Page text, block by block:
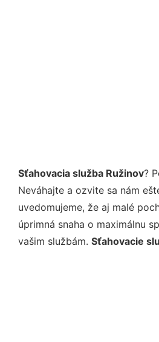
Sťahovacia služba Ružinov?
Neváhajte a ozvite sa nám
uvedomujeme, že aj malé
úprimná snaha o maximálnu
vašim službám. Sťahovacie